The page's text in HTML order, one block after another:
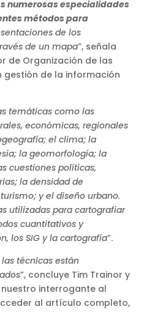
numerosas especialidades
métodos para
de los
de un mapa”, señala
de Organización de las
gestión de la información
temáticas como las
económicas, regionales
el clima; la
la geomorfología; la
cuestiones políticas,
la densidad de
y el diseño urbano.
utilizadas para cartografiar
cuantitativos y
los SIG y la cartografía”.
técnicas están
”, concluye Tim Trainor y
interrogante al
al artículo completo,